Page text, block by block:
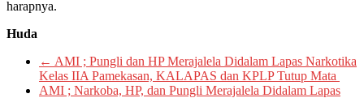
harapnya.
Huda
← AMI ; Pungli dan HP Merajalela Didalam Lapas Narkotika
Kelas IIA Pamekasan, KALAPAS dan KPLP Tutup Mata
AMI ; Narkoba, HP, dan Pungli Merajalela Didalam Lapas